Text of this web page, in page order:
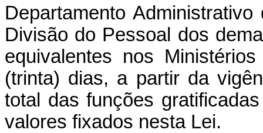
Departamento
Divisão do Pessoal dos
equivalentes nos
(trinta) dias, a partir da
total das funções
valores fixados nesta Lei.